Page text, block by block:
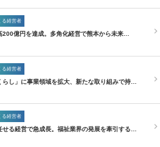
る経営者
200億円を達成。多角化経営で熊本から未来…
る経営者
らし」に事業領域を拡大、新たな取り組みで持…
る経営者
せる経営で急成長。福祉業界の発展を牽引する…